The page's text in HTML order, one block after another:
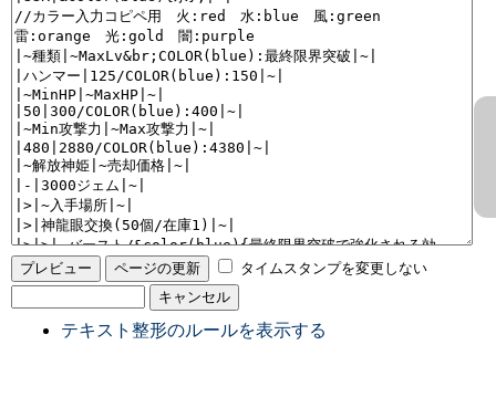
タイムスタンプを変更しない
テキスト整形のルールを表示する